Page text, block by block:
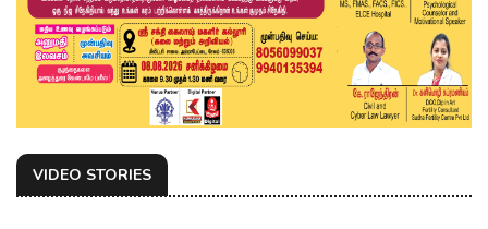
VIDEO STORIES